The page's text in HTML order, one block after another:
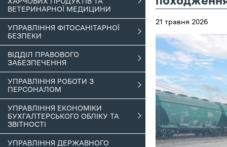
ВЕТЕРИНАРНОЇ МЕДИЦИНИ
УПРАВЛІННЯ ФІТОСАНІТАРНОЇ
БЕЗПЕКИ
ВІДДІЛ ПРАВОВОГО
ЗАБЕЗПЕЧЕННЯ
УПРАВЛІННЯ РОБОТИ З
ПЕРСОНАЛОМ
УПРАВЛІННЯ ЕКОНОМІКИ
БУХГАЛТЕРСЬКОГО ОБЛІКУ ТА
ЗВІТНОСТІ
УПРАВЛІННЯ ДЕРЖАВНОГО
21 травня 2026